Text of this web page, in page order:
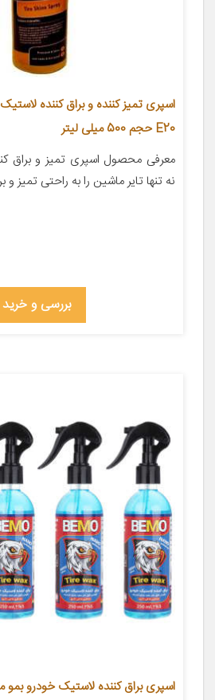
اسپری تمیز کننده و براق کننده
E20 حجم 500 میلی لیتر
معرفی محصول اسپری تمیز و براق
نه تنها تایر ماشین را به راحتی تمیز و
بررسی و خرید